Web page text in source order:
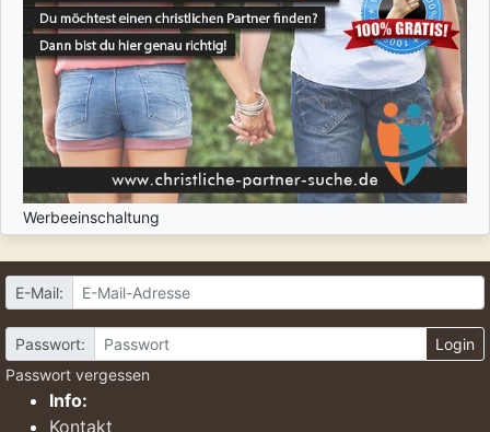
Werbeeinschaltung
E-Mail:
Passwort:
Login
Passwort vergessen
Info:
Kontakt